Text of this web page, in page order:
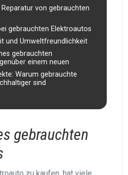
von gebrauchten
gebrauchten Elektroautos
und Umweltfreundlichkeit
gebrauchten
einem neuen
Warum gebrauchte
sind
gebrauchten